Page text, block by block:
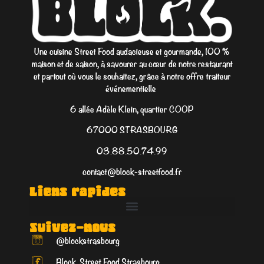
Une cuisine Street Food audacieuse et gourmande, 100 %
maison et de saison, à savourer au cœur de notre restaurant
et partout où vous le souhaitez, grâce à notre offre traiteur
événementielle
6 allée Adèle Klein, quartier COOP
67000 STRASBOURG
03.88.50.74.99
contact@block-streetfood.fr
Liens rapides
Suivez-nous
@blockstrasbourg
Block. Street Food Strasbourg